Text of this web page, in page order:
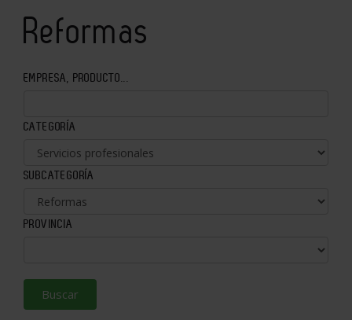
Reformas
EMPRESA, PRODUCTO...
CATEGORÍA
SUBCATEGORÍA
PROVINCIA
Buscar